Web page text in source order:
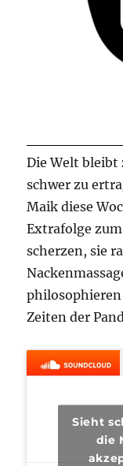
Die Welt bleibt
schwer zu
Maik diese
Extrafolge
scherzen, sie
Zeiten der
Sieht
die